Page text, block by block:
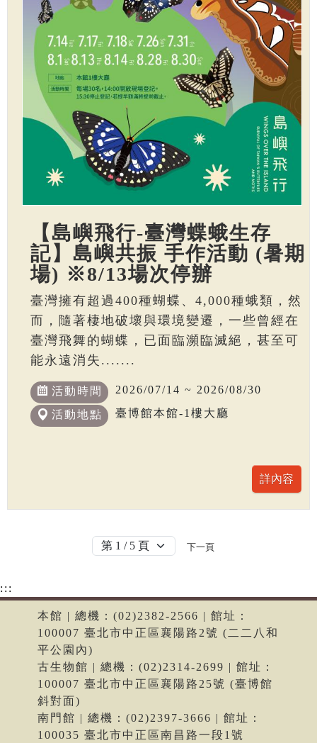
【島嶼飛行-臺灣蝶蛾生存
記】島嶼共振 手作活動 (暑期
場) ※8/13場次停辦
臺灣擁有超過400種蝴蝶、4,000種蛾類，然
而，隨著棲地破壞與環境變遷，一些曾經在
臺灣飛舞的蝴蝶，已面臨瀕臨滅絕，甚至可
能永遠消失.......
活動時間 2026/07/14 ~ 2026/08/30
活動地點 臺博館本館-1樓大廳
下一頁
:::
本館 | 總機：(02)2382-2566 | 館址：
100007 臺北市中正區襄陽路2號 (二二八和
平公園內)
古生物館 | 總機：(02)2314-2699 | 館址：
100007 臺北市中正區襄陽路25號 (臺博館
斜對面)
南門館 | 總機：(02)2397-3666 | 館址：
100035 臺北市中正區南昌路一段1號